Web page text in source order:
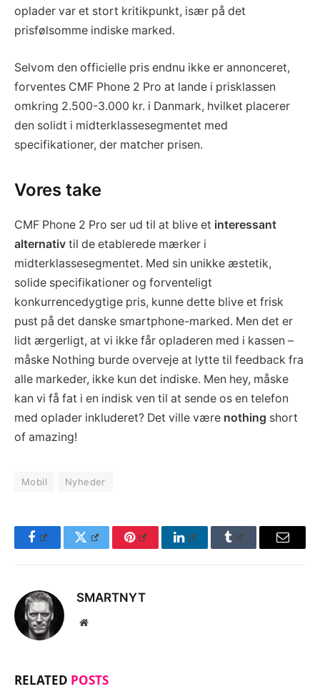
oplader var et stort kritikpunkt, især på det
prisfølsomme indiske marked.
Selvom den officielle pris endnu ikke er annonceret,
forventes CMF Phone 2 Pro at lande i prisklassen
omkring 2.500-3.000 kr. i Danmark, hvilket placerer
den solidt i midterklassesegmentet med
specifikationer, der matcher prisen.
Vores take
CMF Phone 2 Pro ser ud til at blive et interessant
alternativ til de etablerede mærker i
midterklassesegmentet. Med sin unikke æstetik,
solide specifikationer og forventeligt
konkurrencedygtige pris, kunne dette blive et frisk
pust på det danske smartphone-marked. Men det er
lidt ærgerligt, at vi ikke får opladeren med i kassen –
måske Nothing burde overveje at lytte til feedback fra
alle markeder, ikke kun det indiske. Men hey, måske
kan vi få fat i en indisk ven til at sende os en telefon
med oplader inkluderet? Det ville være nothing short
of amazing!
Mobil Nyheder
FacebookTwitter Pinterest LinkedInTumblr Email
SMARTNYT
Website
RELATED POSTS